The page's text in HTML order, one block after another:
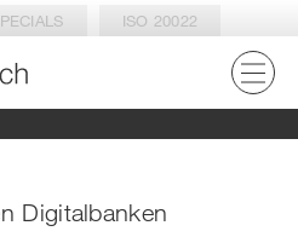
ISO 20022
Digitalbanken